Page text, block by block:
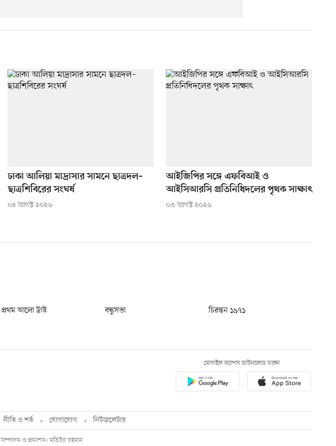
ঢাকা আলিয়া মাদ্রাসার সামনে ছাত্রদল–
ছাত্রশিবিরের সংঘর্ষ
০৪ আগস্ট ২০২৬
আইজিপির সঙ্গে এফবিআই ও
আইসিআরসি প্রতিনিধিদলের পৃথক সাক্ষাৎ
০৩ আগস্ট ২০২৬
প্রথম আলো ট্রাস্ট বন্ধুসভা
চিরন্তন ১৯৭১
মোবাইল অ্যাপস ডাউনলোড করুন
নীতি ও শর্ত যোগাযোগ নিউজলেটার
সম্পাদক ও প্রকাশক: মতিউর রহমান